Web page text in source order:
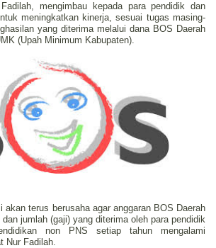
mengimbau kepada para pendidik dan
meningkatkan kinerja, sesuai tugas masing-
yang diterima melalui dana BOS Daerah
(Upah Minimum Kabupaten).
akan terus berusaha agar anggaran BOS Daerah
jumlah (gaji) yang diterima oleh para pendidik
non PNS setiap tahun mengalami
Nur Fadilah.